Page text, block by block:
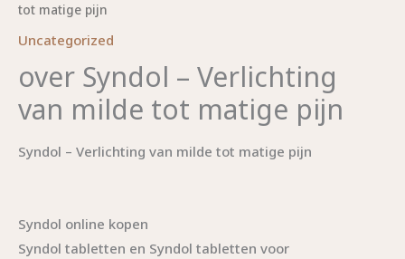
tot matige pijn
Uncategorized
over Syndol – Verlichting
van milde tot matige pijn
Syndol – Verlichting van milde tot matige pijn
Syndol online kopen
Syndol tabletten en Syndol tabletten voor